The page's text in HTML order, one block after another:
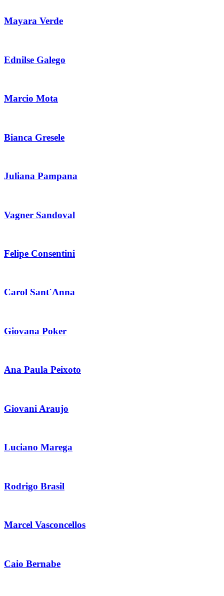
Mayara Verde
Ednilse Galego
Marcio Mota
Bianca Gresele
Juliana Pampana
Vagner Sandoval
Felipe Consentini
Carol Sant´Anna
Giovana Poker
Ana Paula Peixoto
Giovani Araujo
Luciano Marega
Rodrigo Brasil
Marcel Vasconcellos
Caio Bernabe